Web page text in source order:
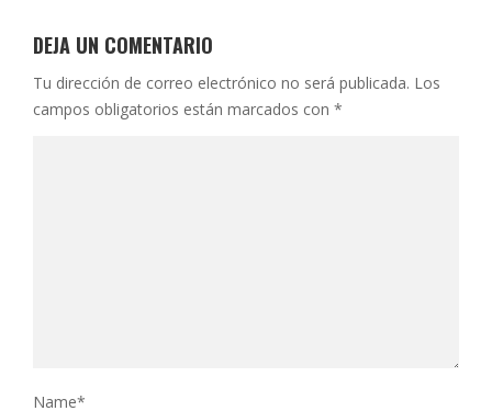
DEJA UN COMENTARIO
Tu dirección de correo electrónico no será publicada. Los
campos obligatorios están marcados con *
Name*